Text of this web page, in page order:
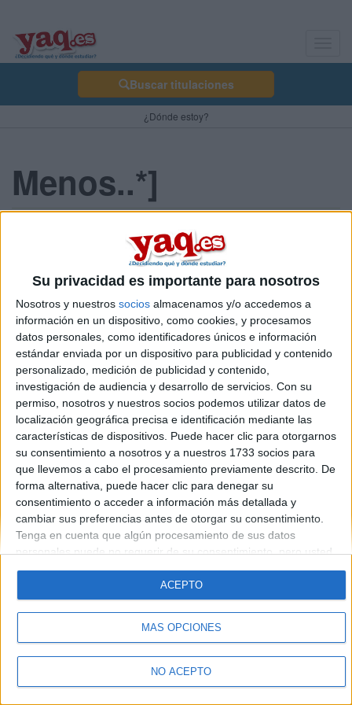
Su privacidad es importante para nosotros
Nosotros y nuestros socios almacenamos y/o accedemos a
información en un dispositivo, como cookies, y procesamos
datos personales, como identificadores únicos e información
estándar enviada por un dispositivo para publicidad y contenido
personalizado, medición de publicidad y contenido,
investigación de audiencia y desarrollo de servicios. Con su
permiso, nosotros y nuestros socios podemos utilizar datos de
localización geográfica precisa e identificación mediante las
características de dispositivos. Puede hacer clic para otorgarnos
su consentimiento a nosotros y a nuestros 1733 socios para
que llevemos a cabo el procesamiento previamente descrito. De
forma alternativa, puede hacer clic para denegar su
consentimiento o acceder a información más detallada y
cambiar sus preferencias antes de otorgar su consentimiento.
Tenga en cuenta que algún procesamiento de sus datos
personales puede no requerir de su consentimiento, pero usted
tiene el derecho de rechazar tal procesamiento. Sus
preferencias se aplicarán solo a este sitio web. Puede cambiar
sus preferencias o retirar su consentimiento en cualquier
momento volviendo a este sitio y haciendo clic en el botón
"Privacidad" en la parte inferior de la página web.
MÁS OPCIONES
NO ACEPTO
ACEPTO
Buscar titulaciones
¿Dónde estoy?
Menos..*]
Blog de fukingprincess
Quiénes somos|Contactar|Anúnciate
Aviso legal|Politica de privacidad|Condiciones generales|Política
de cookies
© 2003-2026Compás Mediterráneo S.L.- Diego de León 47 - 28006
Madrid [ESPAÑA] - Tel. +34 91 593 2767